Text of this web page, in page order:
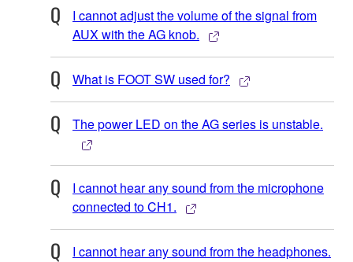
I cannot adjust the volume of the signal from
AUX with the AG knob.
What is FOOT SW used for?
The power LED on the AG series is unstable.
I cannot hear any sound from the microphone
connected to CH1.
I cannot hear any sound from the headphones.